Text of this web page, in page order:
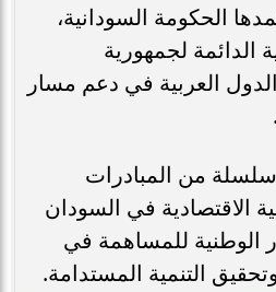
الحكومة السودانية،
الدائمة لجمهورية
العربية في دعم مسار
من المبادرات
الاقتصادية في السودان
الوطنية للمساهمة في
التنمية المستدامة.